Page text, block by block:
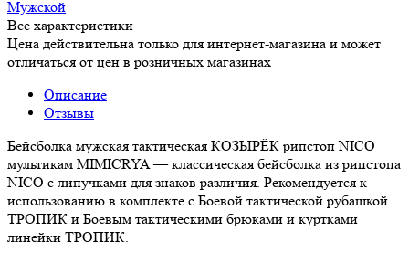
Мужской
Все характеристики
Цена действительна только для интернет-магазина и может
отличаться от цен в розничных магазинах
Описание
Отзывы
Бейсболка мужская тактическая КОЗЫРЁК рипстоп NICO
мультикам MIMICRYA — классическая бейсболка из рипстопа
NICO с липучками для знаков различия. Рекомендуется к
использованию в комплекте с Боевой тактической рубашкой
ТРОПИК и Боевым тактическими брюками и куртками
линейки ТРОПИК.